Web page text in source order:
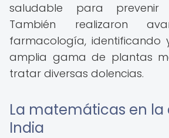
saludable para prevenir
También realizaron
farmacología, identificando
amplia gama de plantas
tratar diversas dolencias.
La matemáticas en la
India